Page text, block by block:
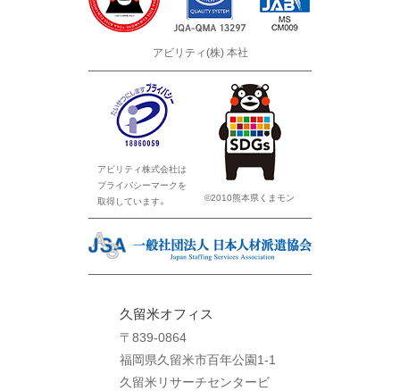
アビリティ(株) 本社
アビリティ株式会社は
プライバシーマークを
取得しています。
©2010熊本県くまモン
久留米オフィス
〒839-0864
福岡県久留米市百年公園1-1
久留米リサーチセンタービ